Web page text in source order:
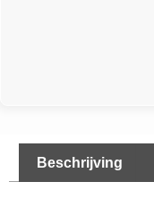
Beschrijving